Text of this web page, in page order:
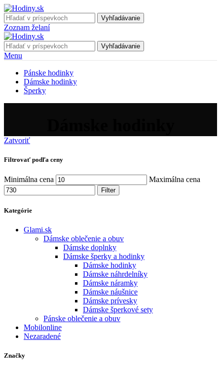
Vyhľadávanie
Zoznam želaní
Vyhľadávanie
Menu
Pánske hodinky
Dámske hodinky
Šperky
Zatvoriť
Filtrovať podľa ceny
Minimálna cena Maximálna cena
Filter
Kategórie
Glami.sk
Dámske oblečenie a obuv
Dámske doplnky
Dámske šperky a hodinky
Dámske hodinky
Dámske náhrdelníky
Dámske náramky
Dámske náušnice
Dámske prívesky
Dámske šperkové sety
Pánske oblečenie a obuv
Mobilonline
Nezaradené
Značky